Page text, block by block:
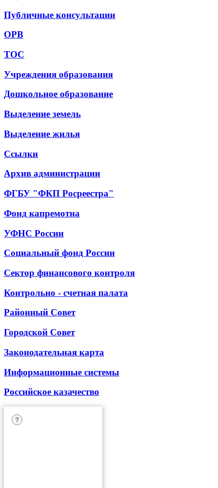
Публичные консультации
ОРВ
ТОС
Учреждения образования
Дошкольное образование
Выделение земель
Выделение жилья
Ссылки
Архив администрации
ФГБУ "ФКП Росреестра"
Фонд капремотна
УФНС России
Социальный фонд России
Сектор финансового контроля
Контрольно - счетная палата
Районный Совет
Городской Совет
Законодательная карта
Информационные системы
Российское казачество
?